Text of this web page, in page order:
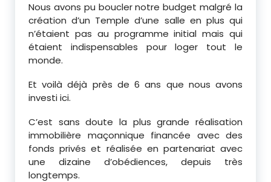
Nous avons pu boucler notre budget malgré la
création d’un Temple d’une salle en plus qui
n’étaient pas au programme initial mais qui
étaient indispensables pour loger tout le
monde.
Et voilà déjà près de 6 ans que nous avons
investi ici.
C’est sans doute la plus grande réalisation
immobilière maçonnique financée avec des
fonds privés et réalisée en partenariat avec
une dizaine d’obédiences, depuis très
longtemps.